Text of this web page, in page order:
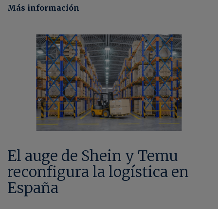
Más información
El auge de Shein y Temu
reconfigura la logística en
España